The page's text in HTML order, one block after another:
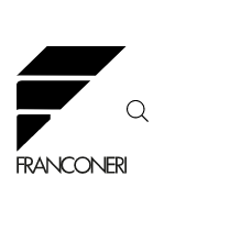
Skip to main content